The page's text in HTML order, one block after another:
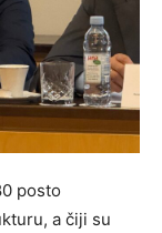
posto
a čiji su